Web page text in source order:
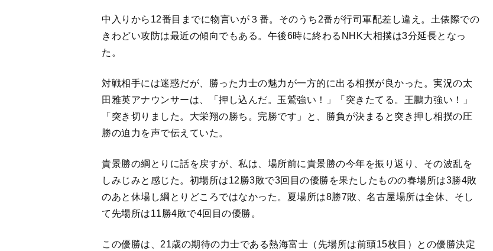
中入りから12番目までに物言いが３番。そのうち2番が行司軍配差し違え。土俵際での
きわどい攻防は最近の傾向でもある。午後6時に終わるNHK大相撲は3分延長となっ
た。
対戦相手には迷惑だが、勝った力士の魅力が一方的に出る相撲が良かった。実況の太
田雅英アナウンサーは、「押し込んだ。玉鷲強い！」「突きたてる。王鵬力強い！」
「突き切りました。大栄翔の勝ち。完勝です」と、勝負が決まると突き押し相撲の圧
勝の迫力を声で伝えていた。
貴景勝の綱とりに話を戻すが、私は、場所前に貴景勝の今年を振り返り、その波乱を
しみじみと感じた。初場所は12勝3敗で3回目の優勝を果たしたものの春場所は3勝4敗
のあと休場し綱とりどころではなかった。夏場所は8勝7敗、名古屋場所は全休、そし
て先場所は11勝4敗で4回目の優勝。
この優勝は、21歳の期待の力士である熱海富士（先場所は前頭15枚目）との優勝決定